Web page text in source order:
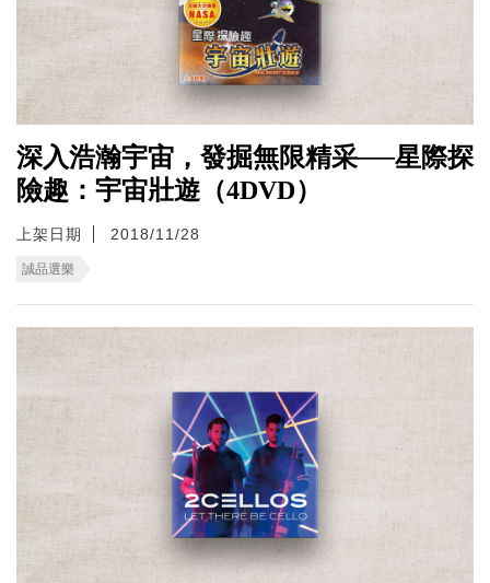
深入浩瀚宇宙，發掘無限精采──星際探
險趣：宇宙壯遊（4DVD）
上架日期 2018/11/28
誠品選樂